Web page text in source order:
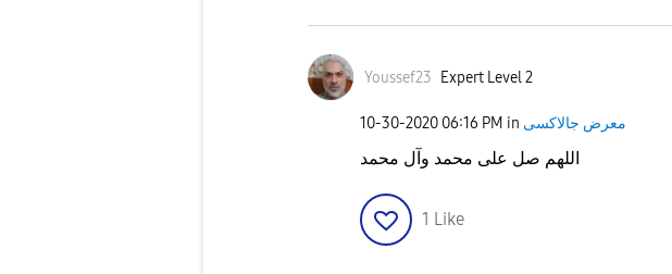
Youssef23 Expert Level 2
‎10-30-2020 06:16 PM in معرض جالاكسى
اللهم صل على محمد وآل محمد
1 Like